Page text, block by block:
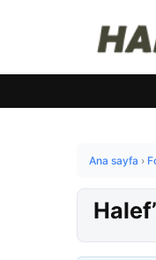
Ana sayfa ›